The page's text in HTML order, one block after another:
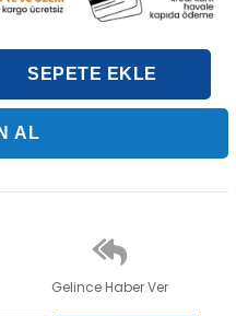
Gelince Haber Ver